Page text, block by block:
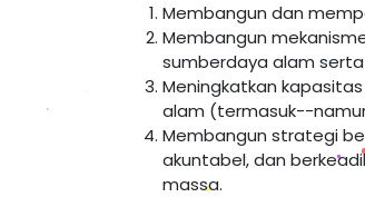
Membangun dan
Membangun
sumberdaya alam
Meningkatkan
alam (termasuk--
Membangun strategi
akuntabel, dan
massa.